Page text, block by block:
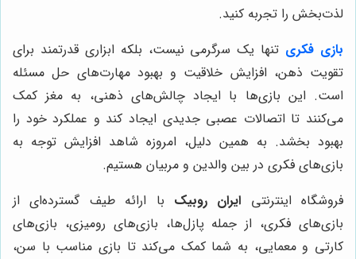
لذت‌بخش را تجربه کنید.
بازی فکری تنها یک سرگرمی نیست، بلکه ابزاری قدرتمند برای
تقویت ذهن، افزایش خلاقیت و بهبود مهارت‌های حل مسئله
است. این بازی‌ها با ایجاد چالش‌های ذهنی، به مغز کمک
می‌کنند تا اتصالات عصبی جدیدی ایجاد کند و عملکرد خود را
بهبود بخشد. به همین دلیل، امروزه شاهد افزایش توجه به
بازی‌های فکری در بین والدین و مربیان هستیم.
فروشگاه اینترنتی ایران روبیک با ارائه طیف گسترده‌ای از
بازی‌های فکری، از جمله پازل‌ها، بازی‌های رومیزی، بازی‌های
کارتی و معمایی، به شما کمک می‌کند تا بازی مناسب با سن،